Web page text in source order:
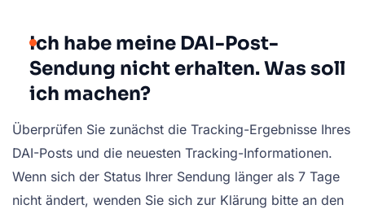
Ich habe meine DAI-Post-
Sendung nicht erhalten. Was soll
ich machen?
Überprüfen Sie zunächst die Tracking-Ergebnisse Ihres
DAI-Posts und die neuesten Tracking-Informationen.
Wenn sich der Status Ihrer Sendung länger als 7 Tage
nicht ändert, wenden Sie sich zur Klärung bitte an den